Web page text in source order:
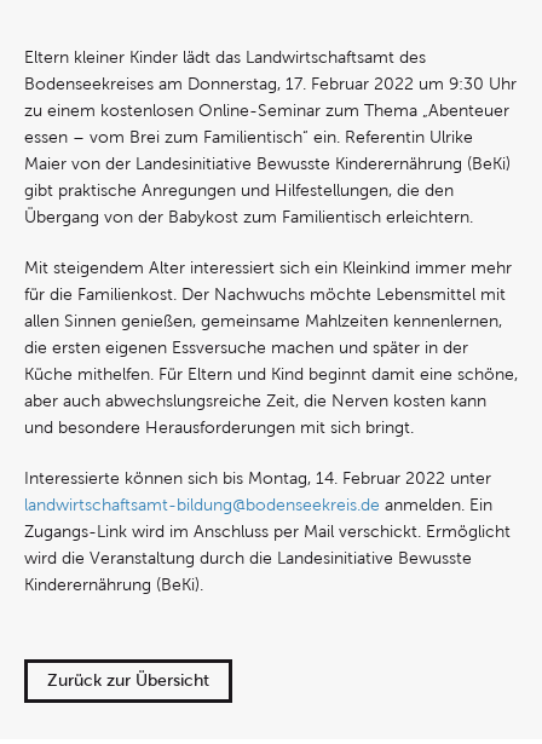
Eltern kleiner Kinder lädt das Landwirtschaftsamt des
Bodenseekreises am Donnerstag, 17. Februar 2022 um 9:30 Uhr
zu einem kostenlosen Online-Seminar zum Thema „Abenteuer
essen – vom Brei zum Familientisch“ ein. Referentin Ulrike
Maier von der Landesinitiative Bewusste Kinderernährung (BeKi)
gibt praktische Anregungen und Hilfestellungen, die den
Übergang von der Babykost zum Familientisch erleichtern.
Mit steigendem Alter interessiert sich ein Kleinkind immer mehr
für die Familienkost. Der Nachwuchs möchte Lebensmittel mit
allen Sinnen genießen, gemeinsame Mahlzeiten kennenlernen,
die ersten eigenen Essversuche machen und später in der
Küche mithelfen. Für Eltern und Kind beginnt damit eine schöne,
aber auch abwechslungsreiche Zeit, die Nerven kosten kann
und besondere Herausforderungen mit sich bringt.
Interessierte können sich bis Montag, 14. Februar 2022 unter
landwirtschaftsamt-bildung@bodenseekreis.de anmelden. Ein
Zugangs-Link wird im Anschluss per Mail verschickt. Ermöglicht
wird die Veranstaltung durch die Landesinitiative Bewusste
Kinderernährung (BeKi).
Zurück zur Übersicht